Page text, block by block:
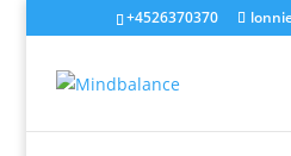
+4526370370